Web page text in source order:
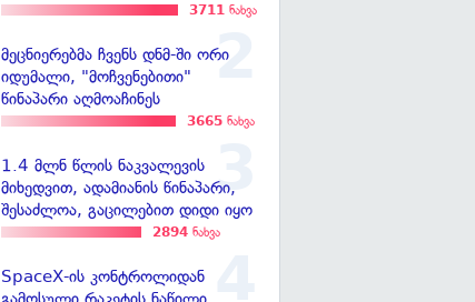
3711 ნახვა
მეცნიერებმა ჩვენს დნმ-ში ორი
იდუმალი, "მოჩვენებითი"
წინაპარი აღმოაჩინეს
3665 ნახვა
1.4 მლნ წლის ნაკვალევის
მიხედვით, ადამიანის წინაპარი,
შესაძლოა, გაცილებით დიდი იყო
2894 ნახვა
SpaceX-ის კონტროლიდან